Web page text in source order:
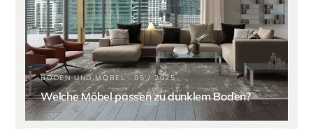
BODEN UND MÖBEL · 05 / 2025
Welche Möbel passen zu dunklem Boden?